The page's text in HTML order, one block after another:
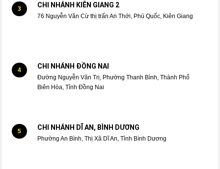
3 CHI NHÁNH KIÊN GIANG 2
76 Nguyễn Văn Cừ thị trấn An Thới, Phú Quốc, Kiên Giang
4 CHI NHÁNH ĐỒNG NAI
Đường Nguyễn Văn Trị, Phường Thanh Bình, Thành Phố
Biên Hòa, Tỉnh Đồng Nai
5 CHI NHÁNH DĨ AN, BÌNH DƯƠNG
Phường An Bình, Thị Xã Dĩ An, Tỉnh Bình Dương